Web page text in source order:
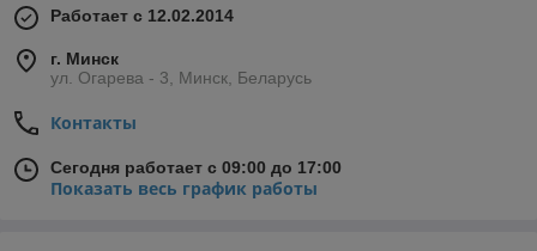
Работает с 12.02.2014
г. Минск
ул. Огарева - 3, Минск, Беларусь
Контакты
Сегодня работает с 09:00 до 17:00
Показать весь график работы